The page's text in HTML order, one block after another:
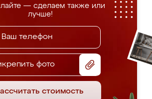
— сделаем также или
лучше!
фото
стоимость